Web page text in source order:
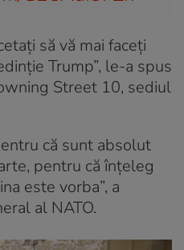
să vă mai faceţi
Trump”, le-a spus
Street 10, sediul
că sunt absolut
pentru că înţeleg
este vorba”, a
al NATO.